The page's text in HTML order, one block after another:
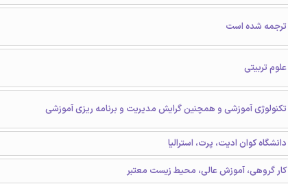
ترجمه شده است
علوم تربیتی
تكنولوژی آموزشی و همچنین گرایش مدیریت و برنامه ریزی آموزشی
دانشگاه کوان ادیت، پرت، استرالیا
کار گروهی، آموزش عالی، محیط زیست معتبر